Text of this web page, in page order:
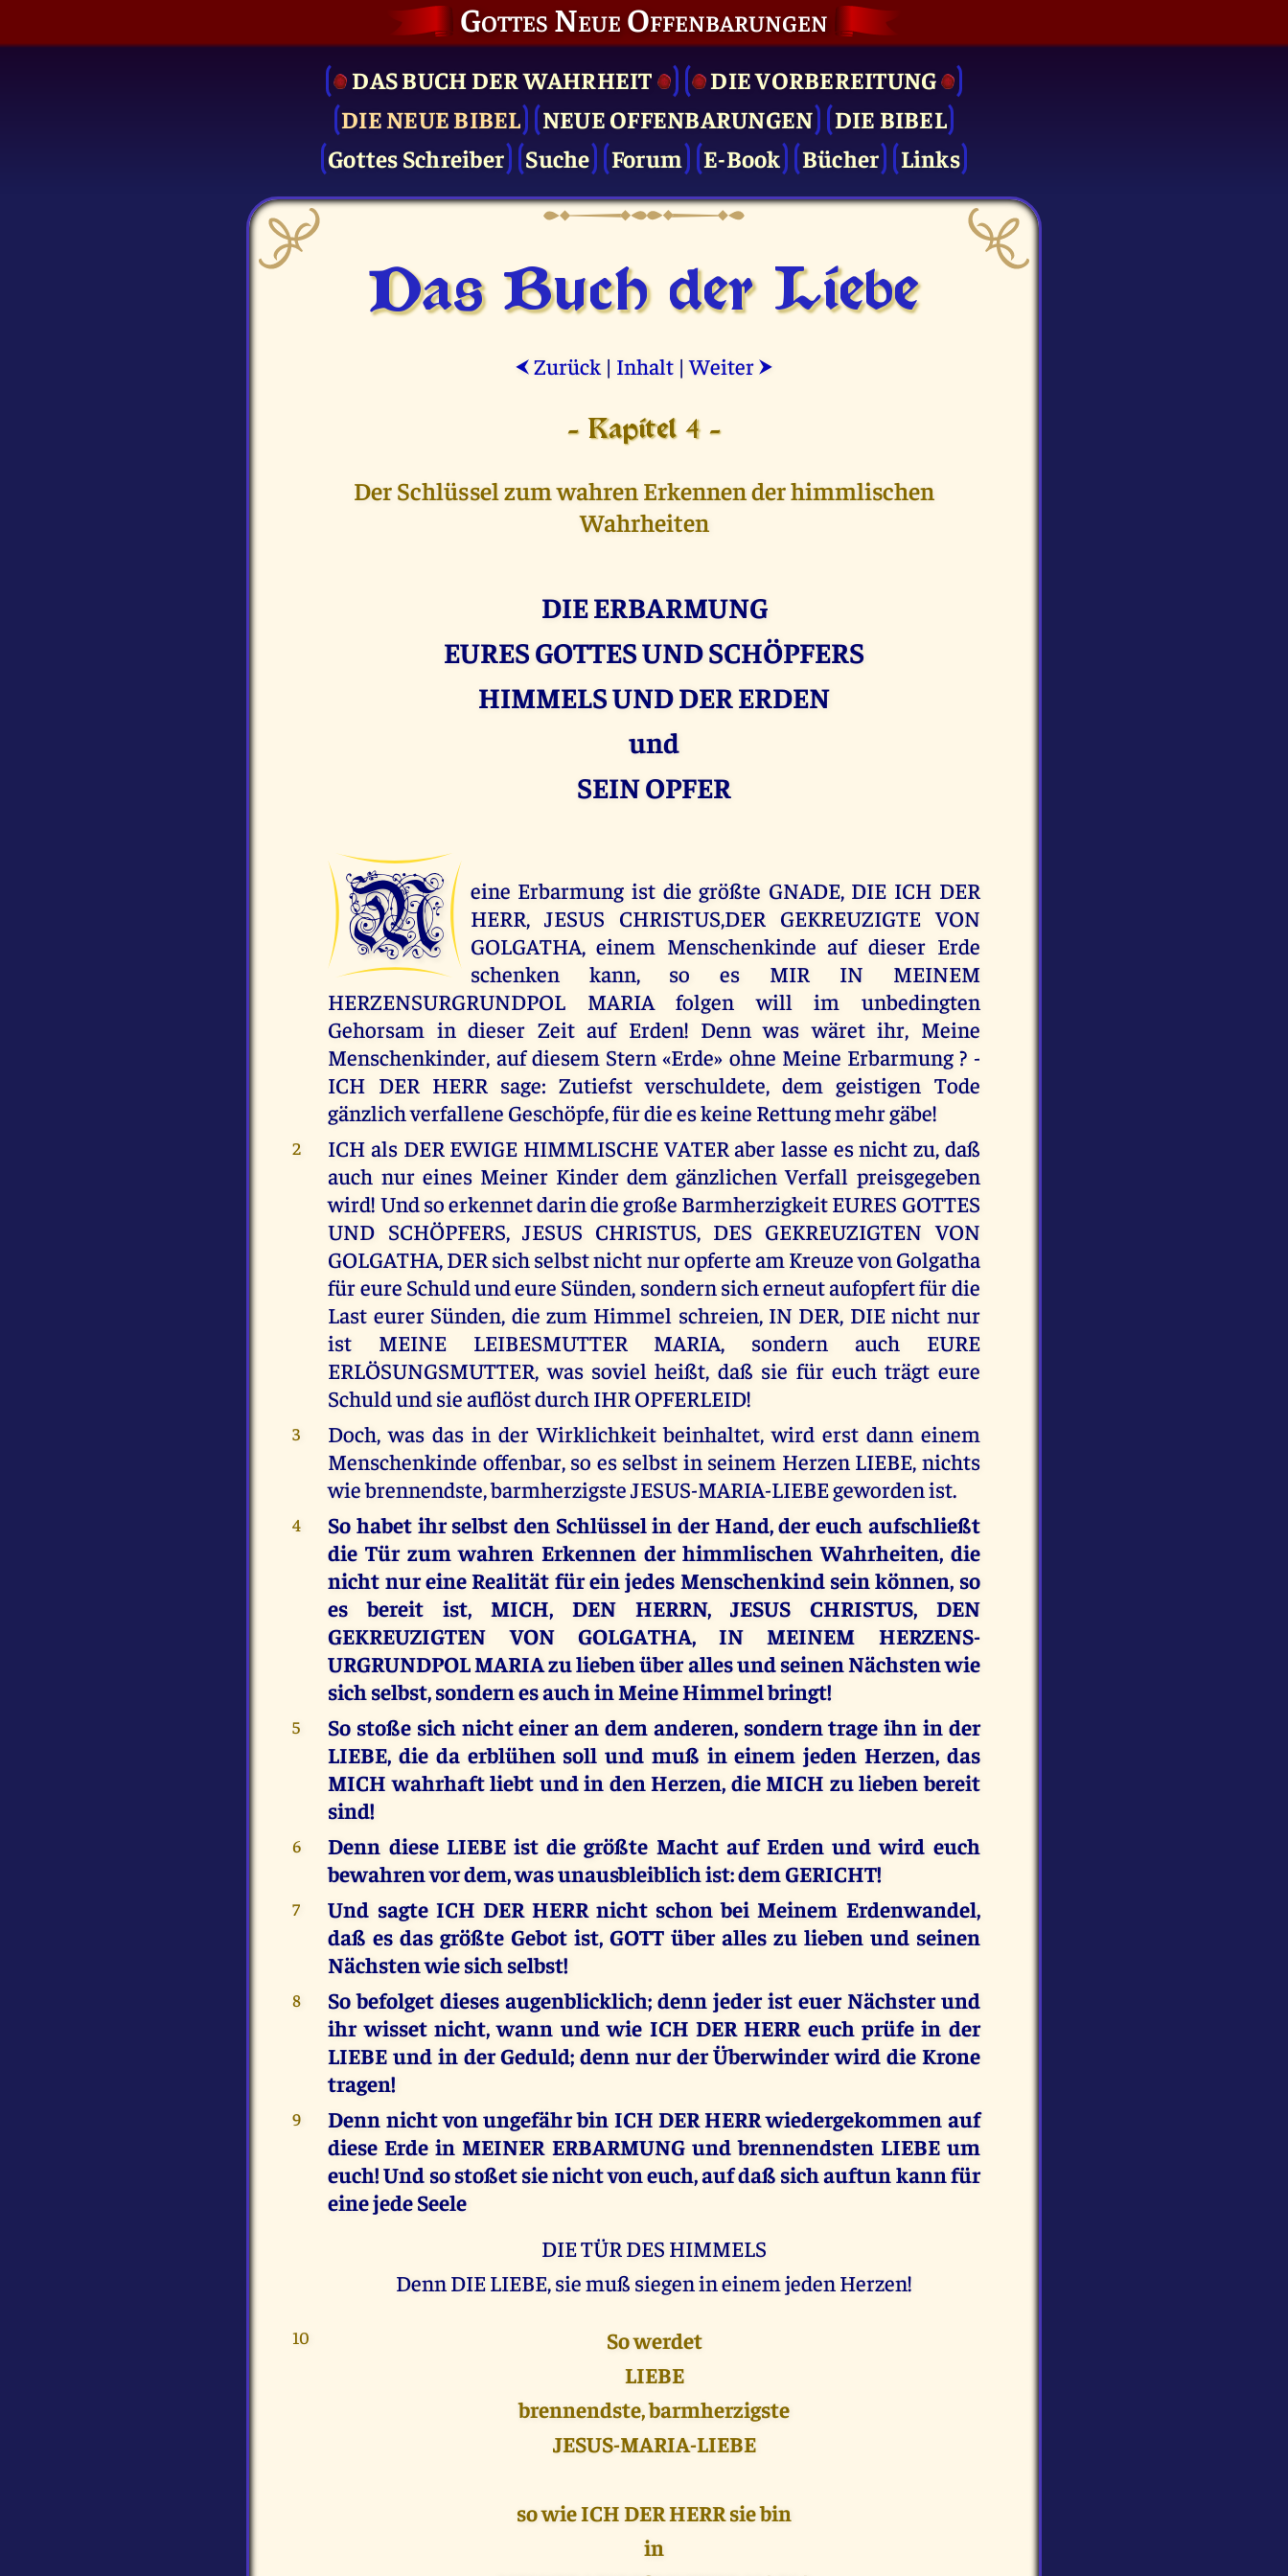
Gottes Neue Offenbarungen
DAS BUCH DER WAHRHEIT
DIE VOR­BEREITUNG
DIE NEUE BIBEL
NEUE OFFENBARUNGEN
DIE BIBEL
Gottes Schreiber
Suche Forum E-Book Bücher Links
Das Buch der Liebe
⮜ Zurück | Inhalt |Weiter ⮞
- Kapitel 4 -
Der Schlüssel zum wahren Erkennen der himmlischen
Wahrheiten
DIE ERBARMUNG
EURES GOTTES UND SCHÖPFERS
HIMMELS UND DER ERDEN
und
SEIN OPFER
M
eine Erbarmung ist die größte GNADE, DIE ICH DER
HERR, JESUS CHRISTUS,DER GEKREUZIGTE VON
GOLGATHA, einem Menschenkinde auf dieser Erde
schenken kann, so es MIR IN MEINEM
HERZENSURGRUNDPOL MARIA folgen will im unbedingten
Gehorsam in dieser Zeit auf Erden! Denn was wäret ihr, Meine
Menschenkinder, auf diesem Stern «Erde» ohne Meine Erbarmung ? -
ICH DER HERR sage: Zutiefst verschuldete, dem geistigen Tode
gänzlich verfallene Geschöpfe, für die es keine Rettung mehr gäbe!
2
ICH als DER EWIGE HIMMLISCHE VATER aber lasse es nicht zu, daß
auch nur eines Meiner Kinder dem gänzlichen Verfall preisgegeben
wird! Und so erkennet darin die große Barmherzigkeit EURES GOTTES
UND SCHÖPFERS, JESUS CHRISTUS, DES GEKREUZIGTEN VON
GOLGATHA, DER sich selbst nicht nur opferte am Kreuze von Golgatha
für eure Schuld und eure Sünden, sondern sich erneut aufopfert für die
Last eurer Sünden, die zum Himmel schreien, IN DER, DIE nicht nur
ist MEINE LEIBESMUTTER MARIA, sondern auch EURE
ERLÖSUNGSMUTTER, was soviel heißt, daß sie für euch trägt eure
Schuld und sie auflöst durch IHR OPFERLEID!
3
Doch, was das in der Wirklichkeit beinhaltet, wird erst dann einem
Menschenkinde offenbar, so es selbst in seinem Herzen LIEBE, nichts
wie brennendste, barmherzigste JESUS-MARIA-LIEBE geworden ist.
4
So habet ihr selbst den Schlüssel in der Hand, der euch aufschließt
die Tür zum wahren Erkennen der himmlischen Wahrheiten, die
nicht nur eine Realität für ein jedes Menschenkind sein können, so
es bereit ist, MICH, DEN HERRN, JESUS CHRISTUS, DEN
GEKREUZIGTEN VON GOLGATHA, IN MEINEM HERZENS-
URGRUNDPOL MARIA zu lieben über alles und seinen Nächsten wie
sich selbst, sondern es auch in Meine Himmel bringt!
5
So stoße sich nicht einer an dem anderen, sondern trage ihn in der
LIEBE, die da erblühen soll und muß in einem jeden Herzen, das
MICH wahrhaft liebt und in den Herzen, die MICH zu lieben bereit
sind!
6
Denn diese LIEBE ist die größte Macht auf Erden und wird euch
bewahren vor dem, was unausbleiblich ist: dem GERICHT!
7
Und sagte ICH DER HERR nicht schon bei Meinem Erdenwandel,
daß es das größte Gebot ist, GOTT über alles zu lieben und seinen
Nächsten wie sich selbst!
8
So befolget dieses augenblicklich; denn jeder ist euer Nächster und
ihr wisset nicht, wann und wie ICH DER HERR euch prüfe in der
LIEBE und in der Geduld; denn nur der Überwinder wird die Krone
tragen!
9
Denn nicht von ungefähr bin ICH DER HERR wiedergekommen auf
diese Erde in MEINER ERBARMUNG und brennendsten LIEBE um
euch! Und so stoßet sie nicht von euch, auf daß sich auftun kann für
eine jede Seele
DIE TÜR DES HIMMELS
Denn DIE LIEBE, sie muß siegen in einem jeden Herzen!
10
So werdet
LIEBE
brennendste, barmherzigste
JESUS-MARIA-LIEBE
so wie ICH DER HERR sie bin
in